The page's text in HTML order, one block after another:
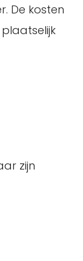
De kosten
plaatselijk
zijn